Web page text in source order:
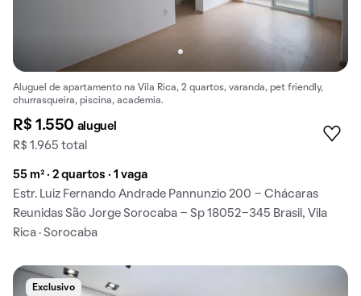
Aluguel de apartamento na Vila Rica, 2 quartos, varanda, pet friendly,
churrasqueira, piscina, academia.
R$ 1.550 aluguel
R$ 1.965 total
55 m² · 2 quartos · 1 vaga
Estr. Luiz Fernando Andrade Pannunzio 200 - Chácaras
Reunidas São Jorge Sorocaba - Sp 18052-345 Brasil, Vila
Rica · Sorocaba
Exclusivo